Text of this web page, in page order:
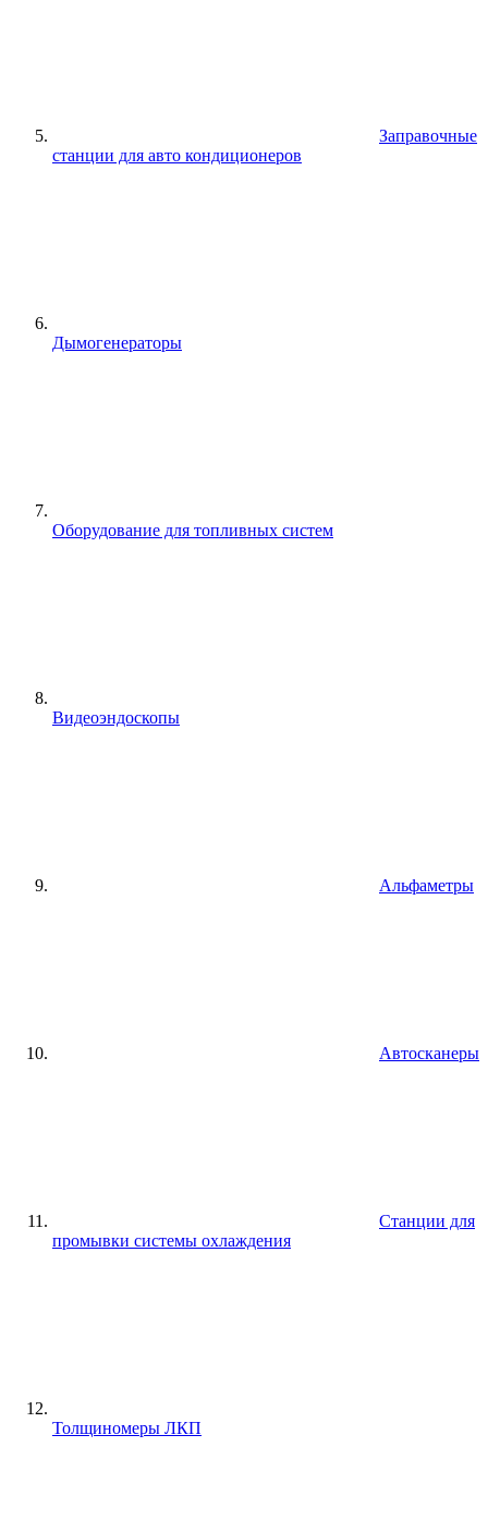
Заправочные
станции для авто кондиционеров
Дымогенераторы
Оборудование для топливных систем
Видеоэндоскопы
Альфаметры
Автосканеры
Станции для
промывки системы охлаждения
Толщиномеры ЛКП